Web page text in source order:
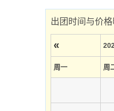
出团时间与价格
«
周一 周